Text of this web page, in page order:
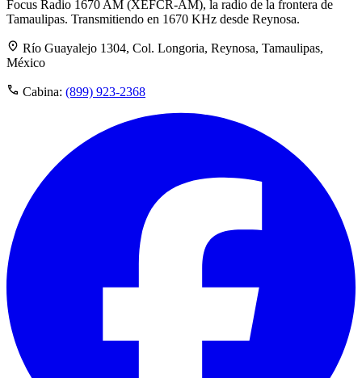
Focus Radio 1670 AM (XEFCR-AM), la radio de la frontera de
Tamaulipas. Transmitiendo en 1670 KHz desde Reynosa.
Río Guayalejo 1304, Col. Longoria, Reynosa, Tamaulipas,
México
Cabina: (899) 923-2368